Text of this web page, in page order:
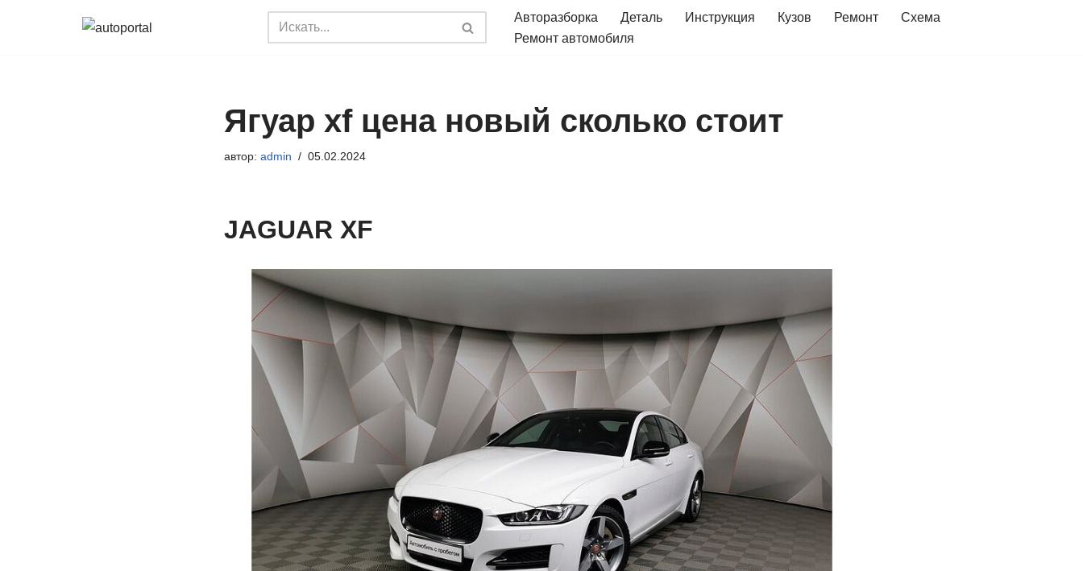
Авторазборка Деталь Инструкция Кузов Ремонт
Схема
Ремонт автомобиля
Ягуар xf цена новый сколько стоит
автор: admin 05.02.2024
JAGUAR XF